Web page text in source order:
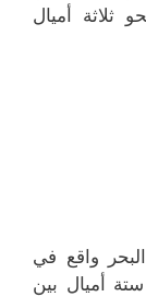
ثلاثة أميال
واقع في
ستة أميال بين